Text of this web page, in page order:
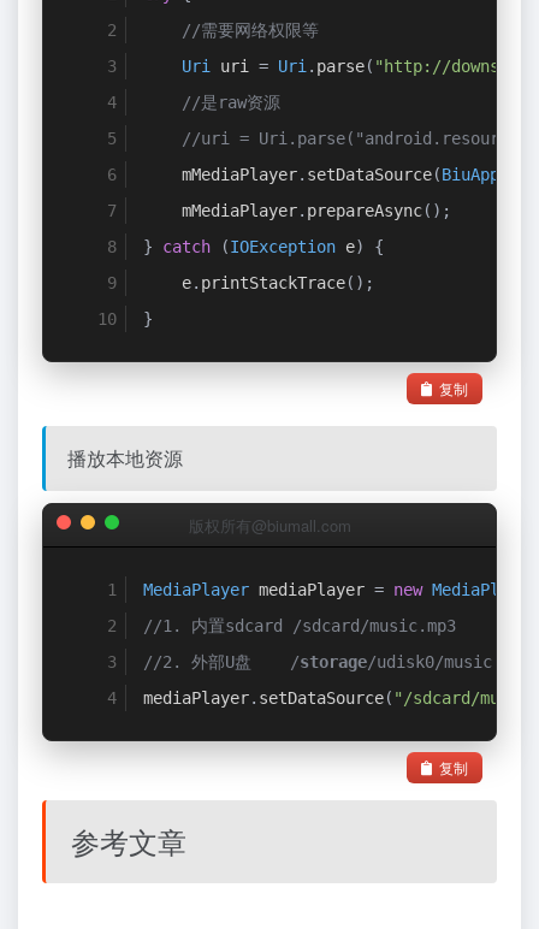
//需要网络权限等
Uri
uri = Uri . parse( "http://
//是raw资源
//uri = Uri.parse("android.resource://
mMediaPlayer. setDataSource(BiuApp
mMediaPlayer. prepareAsync();
}
catch (IOException e)
{
e. printStackTrace();
}
复制
播放本地资源
版权所有@biumall.com
MediaPlayer mediaPlayer = new MediaPlayer
//1. 内置sdcard /sdcard/music.mp3
//2. 外部U盘    /storage/udisk0/music.mp3
mediaPlayer. setDataSource( "/sdcard/
复制
参考文章